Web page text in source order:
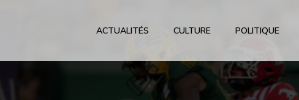
ACTUALITÉS CULTURE POLITIQUE